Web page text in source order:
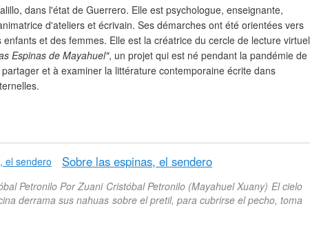
dans l'état de Guerrero. Elle est psychologue, enseignante,
d'ateliers et écrivain. Ses démarches ont été orientées vers
et des femmes. Elle est la créatrice du cercle de lecture virtuel
Espinas de Mayahuel", un projet qui est né pendant la pandémie de
et à examiner la littérature contemporaine écrite dans
Sobre las espinas, el sendero
Petronilo Por Zuani Cristóbal Petronilo (Mayahuel Xuany) El cielo
derrama sus nahuas sobre el pretil, para cubrirse el pecho, toma